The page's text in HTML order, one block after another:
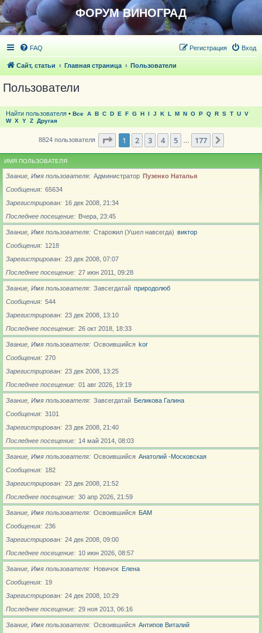
ФОРУМ ВИНОГРАД
FAQ Вход
Регистрация
Сайт, статьи Главная страница Пользователи
Пользователи
Найти пользователя • Все A B C D E F G H I J K L M N O P Q R S T U V
W X Y Z Другая
8824 пользователя Страница из 177
1 2 3 4 5 177
ИМЯ ПОЛЬЗОВАТЕЛЯ
Звание, Имя пользователя Администратор Пузенко Наталья
Сообщения
65634
Зарегистрирован
16 дек 2008, 21:34
Последнее посещение
Вчера, 23:45
Звание, Имя пользователя Старожил (Ушел навсегда) виктор
Сообщения
1218
Зарегистрирован
23 дек 2008, 07:07
Последнее посещение
27 июн 2011, 09:28
Звание, Имя пользователя Завсегдатай природолюб
Сообщения
544
Зарегистрирован
23 дек 2008, 13:10
Последнее посещение
26 окт 2018, 18:33
Звание, Имя пользователя Освоившийся kor
Сообщения
270
Зарегистрирован
23 дек 2008, 13:25
Последнее посещение
01 авг 2026, 19:19
Звание, Имя пользователя Завсегдатай Беликова Галина
Сообщения
3101
Зарегистрирован
23 дек 2008, 21:40
Последнее посещение
14 май 2014, 08:03
Звание, Имя пользователя Освоившийся Анатолий -Московская
Сообщения
182
Зарегистрирован
23 дек 2008, 21:52
Последнее посещение
30 апр 2026, 21:59
Звание, Имя пользователя Освоившийся БАМ
Сообщения
236
Зарегистрирован
24 дек 2008, 09:00
Последнее посещение
10 июн 2026, 08:57
Звание, Имя пользователя Новичoк Елена
Сообщения
19
Зарегистрирован
24 дек 2008, 10:29
Последнее посещение
29 ноя 2013, 06:16
Звание, Имя пользователя Освоившийся Антипов Виталий